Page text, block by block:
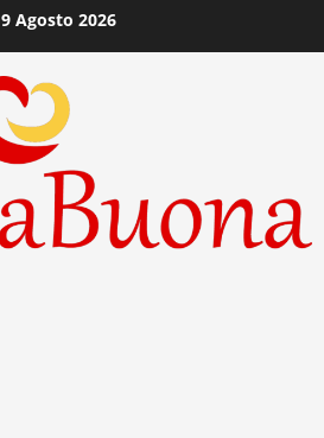
9 Agosto 2026